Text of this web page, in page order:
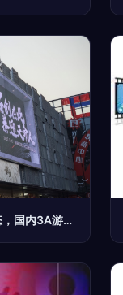
追访《黑神话·悟空》 周边热销点燃生态，国内3A游戏新立项激增折射产业觉醒